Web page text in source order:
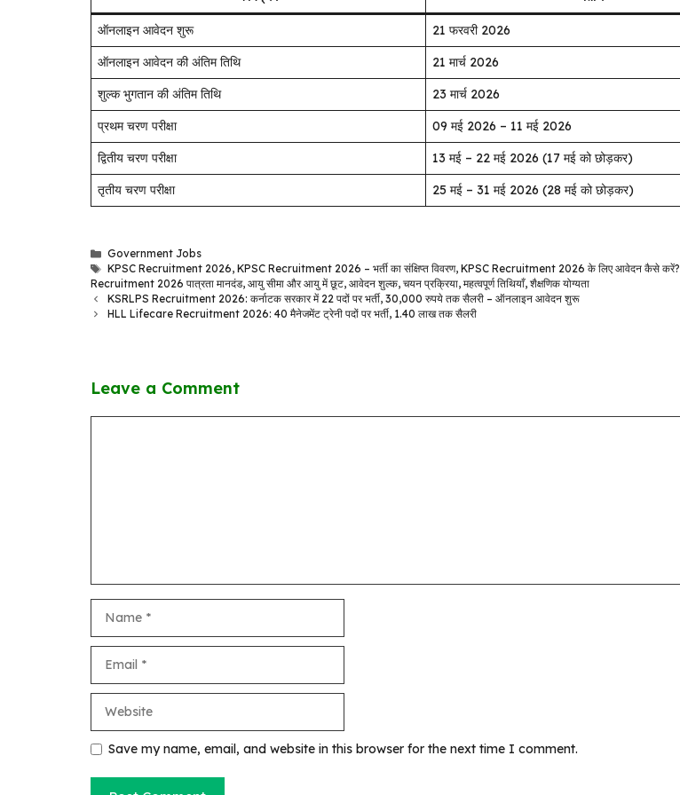
ऑनलाइन आवेदन शुरू
21 फरवरी 2026
ऑनलाइन आवेदन की अंतिम तिथि
21 मार्च 2026
शुल्क भुगतान की अंतिम तिथि
23 मार्च 2026
प्रथम चरण परीक्षा
09 मई 2026 – 11 मई 2026
द्वितीय चरण परीक्षा
13 मई – 22 मई 2026 (17 मई को छोड़कर)
तृतीय चरण परीक्षा
25 मई – 31 मई 2026 (28 मई को छोड़कर)
Categories
Government Jobs
Tags
KPSC Recruitment 2026,KPSC Recruitment 2026 – भर्ती का संक्षिप्त विवरण,KPSC Recruitment 2026 के लिए आवेदन कैसे करें?
Recruitment 2026 पात्रता मानदंड, आयु सीमा और आयु में छूट, आवेदन शुल्क, चयन प्रक्रिया, महत्वपूर्ण तिथियाँ, शैक्षणिक योग्यता
KSRLPS Recruitment 2026: कर्नाटक सरकार में 22 पदों पर भर्ती, 30,000 रुपये तक सैलरी – ऑनलाइन आवेदन शुरू
HLL Lifecare Recruitment 2026: 40 मैनेजमेंट ट्रेनी पदों पर भर्ती, ₹1.40 लाख तक सैलरी
Leave a Comment
Save my name, email, and website in this browser for the next time I comment.